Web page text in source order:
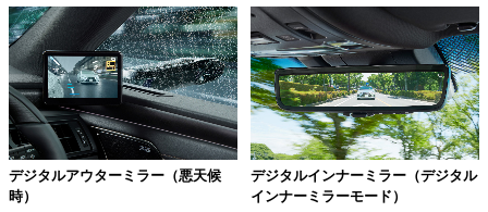
デジタルアウターミラー（悪天候
時）
デジタルインナーミラー（デジタル
インナーミラーモード）